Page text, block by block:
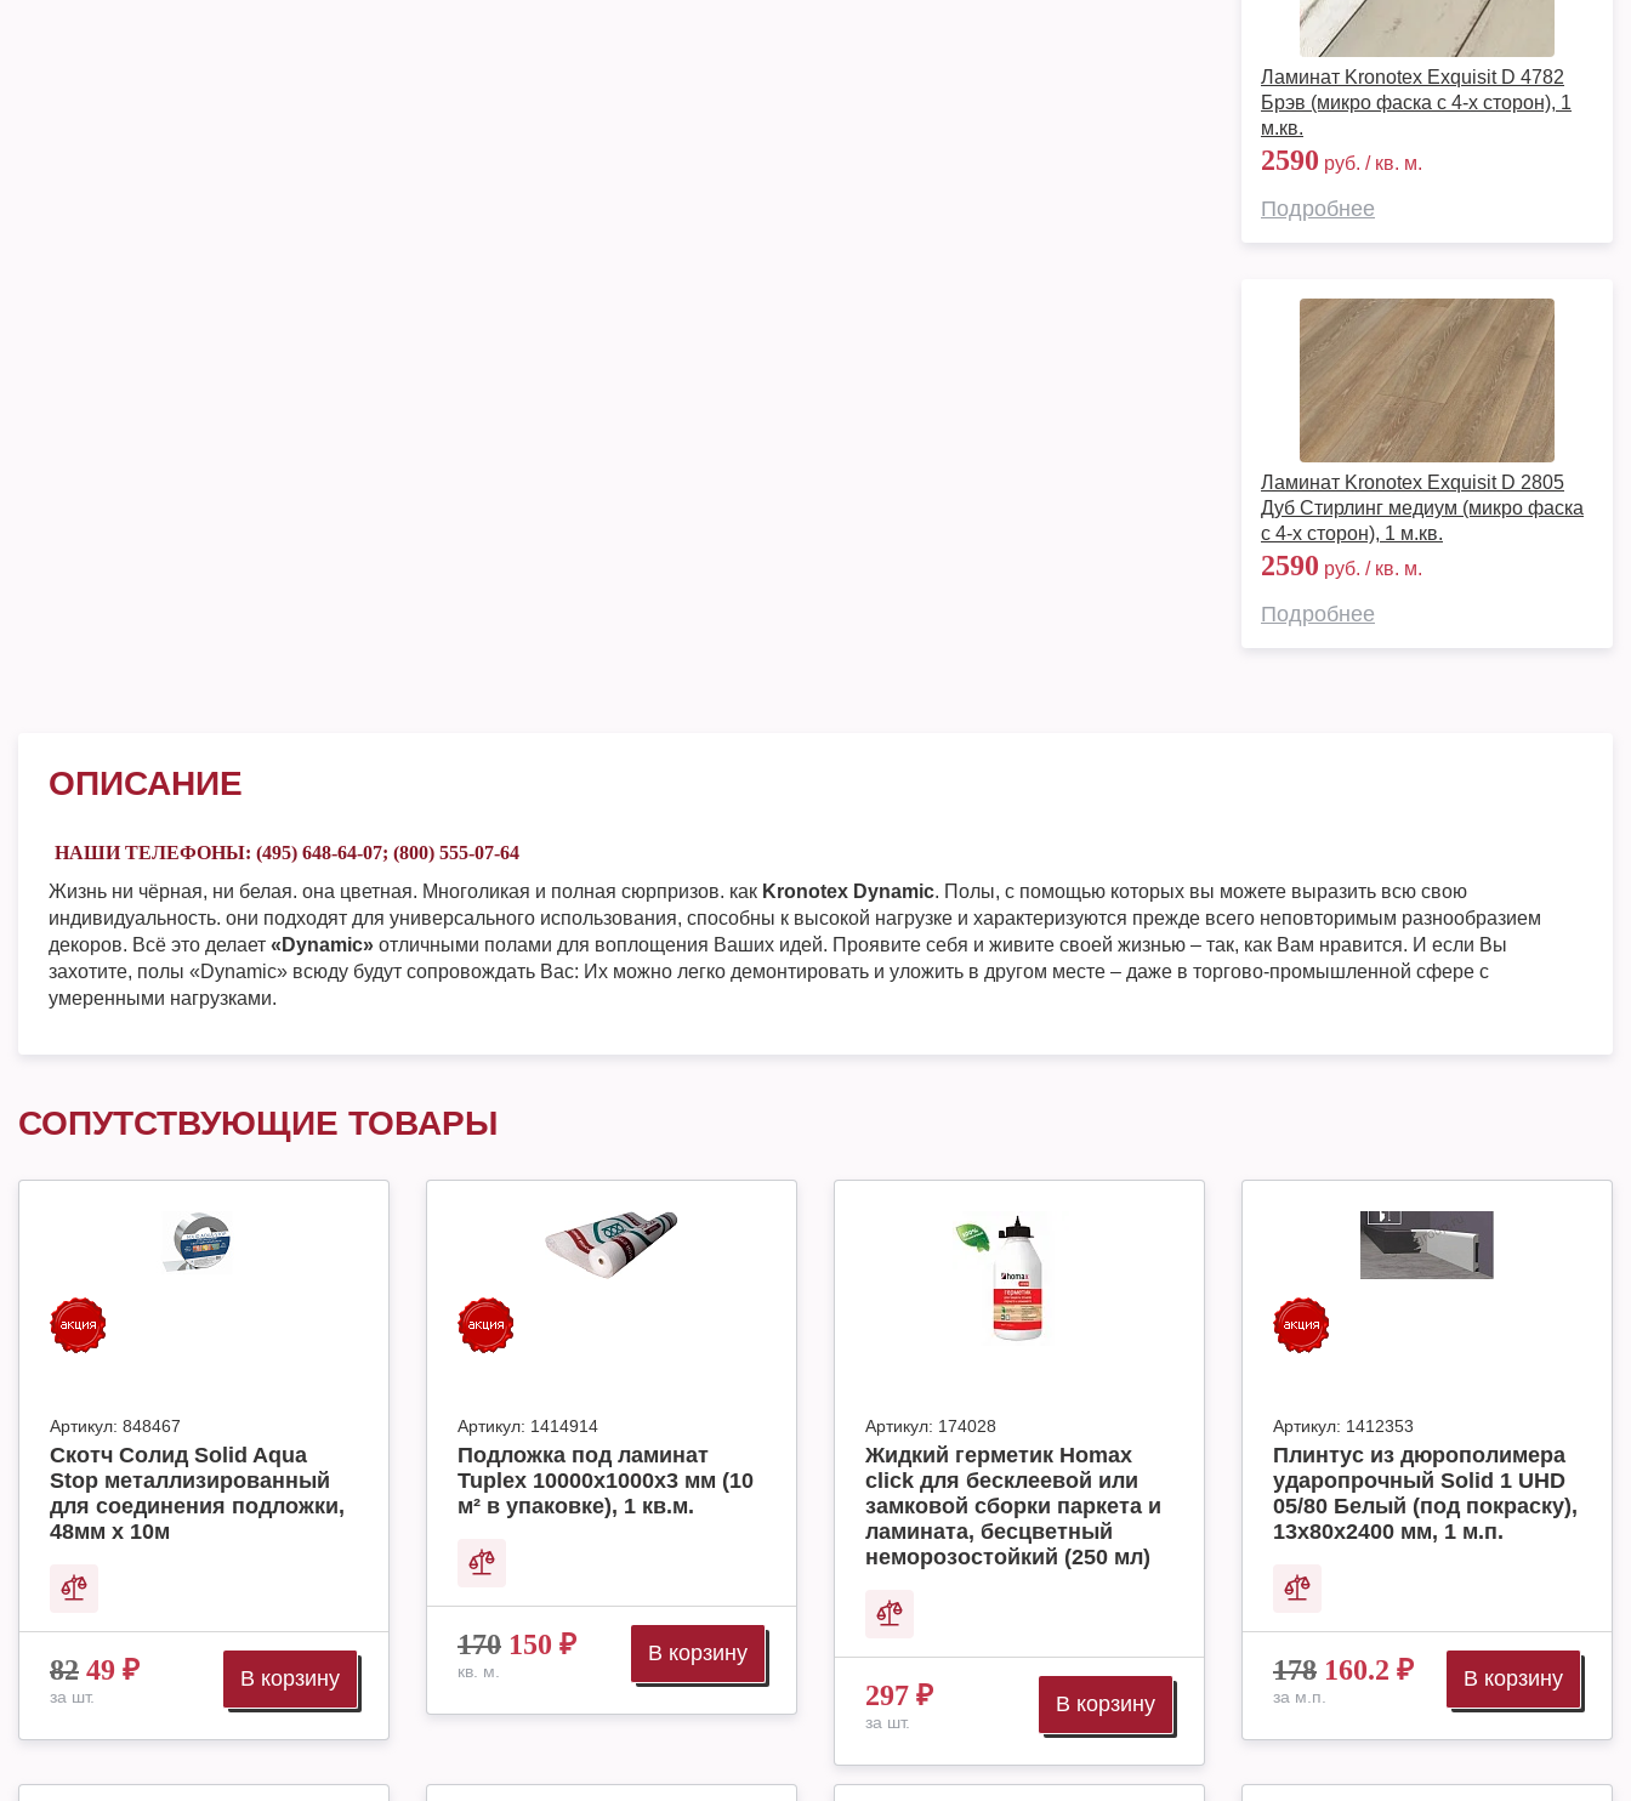
Ламинат Kronotex Exquisit D 4782
Брэв (микро фаска с 4-х сторон), 1
м.кв.
2590 руб. / кв. м.
Подробнее
Ламинат Kronotex Exquisit D 2805
Дуб Стирлинг медиум (микро фаска
с 4-х сторон), 1 м.кв.
2590 руб. / кв. м.
Подробнее
ОПИСАНИЕ
НАШИ ТЕЛЕФОНЫ: (495) 648-64-07; (800) 555-07-64
Жизнь ни чёрная, ни белая. она цветная. Многоликая и полная сюрпризов. как Kronotex Dynamic. Полы, с помощью которых вы можете выразить всю свою
индивидуальность. они подходят для универсального использования, способны к высокой нагрузке и характеризуются прежде всего неповторимым разнообразием
декоров. Всё это делает «Dynamic» отличными полами для воплощения Ваших идей. Проявите себя и живите своей жизнью – так, как Вам нравится. И если Вы
захотите, полы «Dynamic» всюду будут сопровождать Вас: Их можно легко демонтировать и уложить в другом месте – даже в торгово-промышленной сфере с
умеренными нагрузками.
СОПУТСТВУЮЩИЕ ТОВАРЫ
Артикул: 848467
Скотч Солид Solid Aqua
Stop металлизированный
для соединения подложки,
48мм х 10м
82 49 ₽
за шт.
В корзину
Артикул: 1414914
Подложка под ламинат
Tuplex 10000x1000x3 мм (10
м² в упаковке), 1 кв.м.
170 150 ₽
кв. м.
В корзину
Артикул: 174028
Жидкий герметик Homax
click для бесклеевой или
замковой сборки паркета и
ламината, бесцветный
неморозостойкий (250 мл)
297 ₽
за шт.
В корзину
Артикул: 1412353
Плинтус из дюрополимера
ударопрочный Solid 1 UHD
05/80 Белый (под покраску),
13х80х2400 мм, 1 м.п.
178 160.2 ₽
за м.п.
В корзину